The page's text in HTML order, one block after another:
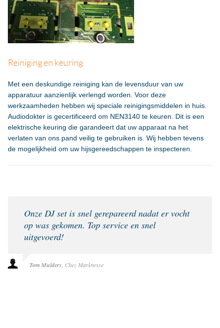
Reiniging en keuring
Met een deskundige reiniging kan de levensduur van uw
apparatuur aanzienlijk verlengd worden. Voor deze
werkzaamheden hebben wij speciale reinigingsmiddelen in huis.
Audiodokter is gecertificeerd om NEN3140 te keuren. Dit is een
elektrische keuring die garandeert dat uw apparaat na het
verlaten van ons pand veilig te gebruiken is. Wij hebben tevens
de mogelijkheid om uw hijsgereedschappen te inspecteren.
Onze DJ set is snel gerepareerd nadat er vocht
op was gekomen. Top service en snel
uitgevoerd!
Tom Mulders Chez Marknesse